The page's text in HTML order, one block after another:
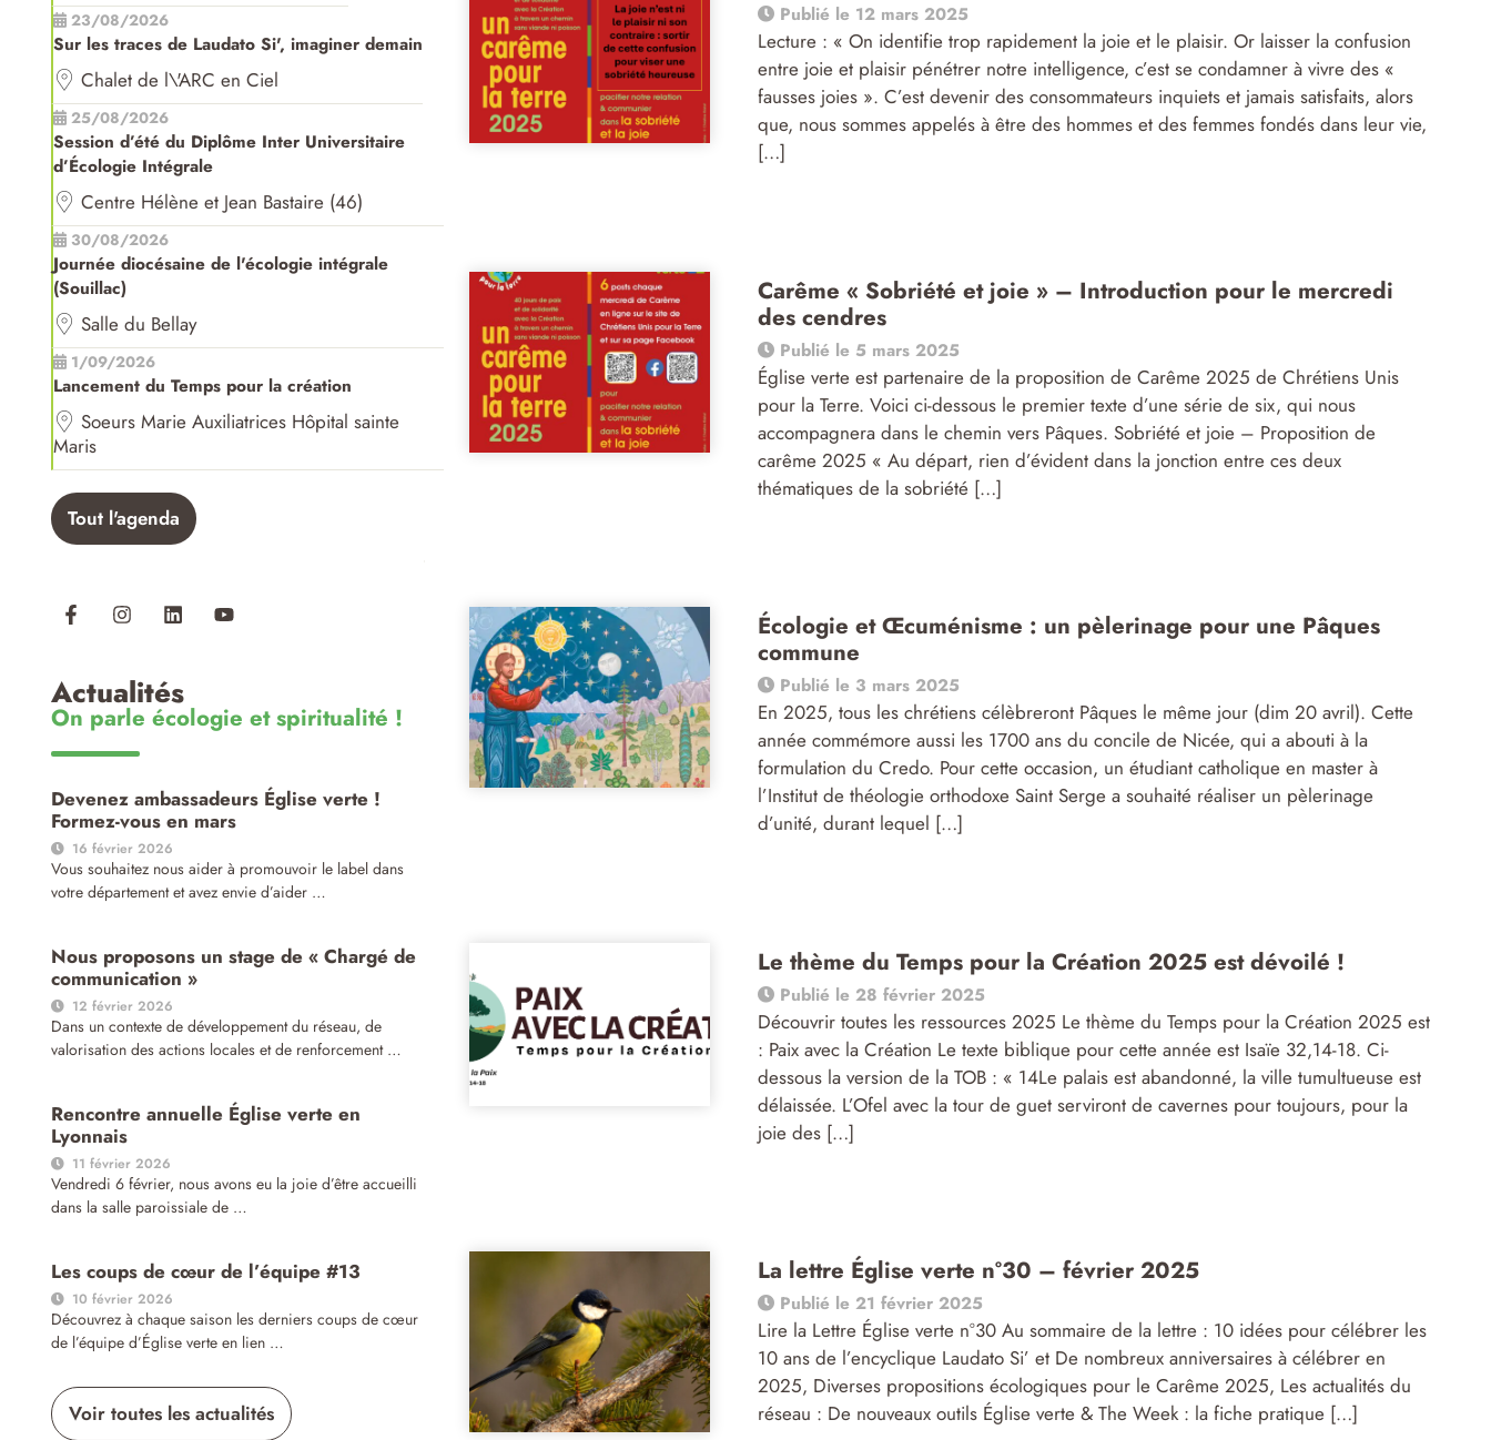
23/08/2026
Sur les traces de Laudato Si', imaginer demain
Chalet de l\'ARC en Ciel
25/08/2026
Session d’été du Diplôme Inter Universitaire
d’Écologie Intégrale
Centre Hélène et Jean Bastaire (46)
30/08/2026
Journée diocésaine de l'écologie intégrale
(Souillac)
Salle du Bellay
1/09/2026
Lancement du Temps pour la création
Soeurs Marie Auxiliatrices Hôpital sainte
Maris
Tout l'agenda
Actualités
On parle écologie et spiritualité !
Devenez ambassadeurs Église verte !
Formez-vous en mars
16 février 2026
Vous souhaitez nous aider à promouvoir le label dans
votre département et avez envie d’aider …
Nous proposons un stage de « Chargé de
communication »
12 février 2026
Dans un contexte de développement du réseau, de
valorisation des actions locales et de renforcement …
Rencontre annuelle Église verte en
Lyonnais
11 février 2026
Vendredi 6 février, nous avons eu la joie d’être accueilli
dans la salle paroissiale de …
Les coups de cœur de l’équipe #13
10 février 2026
Découvrez à chaque saison les derniers coups de cœur
de l’équipe d’Église verte en lien …
Voir toutes les actualités
Publié le 12 mars 2025
Lecture : « On identifie trop rapidement la joie et le plaisir. Or laisser la confusion
entre joie et plaisir pénétrer notre intelligence, c’est se condamner à vivre des «
fausses joies ». C’est devenir des consommateurs inquiets et jamais satisfaits, alors
que, nous sommes appelés à être des hommes et des femmes fondés dans leur vie,
[…]
Carême « Sobriété et joie » – Introduction pour le mercredi
des cendres
Publié le 5 mars 2025
Église verte est partenaire de la proposition de Carême 2025 de Chrétiens Unis
pour la Terre. Voici ci-dessous le premier texte d’une série de six, qui nous
accompagnera dans le chemin vers Pâques. Sobriété et joie – Proposition de
carême 2025 « Au départ, rien d’évident dans la jonction entre ces deux
thématiques de la sobriété […]
Écologie et Œcuménisme : un pèlerinage pour une Pâques
commune
Publié le 3 mars 2025
En 2025, tous les chrétiens célèbreront Pâques le même jour (dim 20 avril). Cette
année commémore aussi les 1700 ans du concile de Nicée, qui a abouti à la
formulation du Credo. Pour cette occasion, un étudiant catholique en master à
l’Institut de théologie orthodoxe Saint Serge a souhaité réaliser un pèlerinage
d’unité, durant lequel […]
Le thème du Temps pour la Création 2025 est dévoilé !
Publié le 28 février 2025
Découvrir toutes les ressources 2025 Le thème du Temps pour la Création 2025 est
: Paix avec la Création Le texte biblique pour cette année est Isaïe 32,14-18. Ci-
dessous la version de la TOB : « 14Le palais est abandonné, la ville tumultueuse est
délaissée. L’Ofel avec la tour de guet serviront de cavernes pour toujours, pour la
joie des […]
La lettre Église verte n°30 – février 2025
Publié le 21 février 2025
Lire la Lettre Église verte n°30 Au sommaire de la lettre : 10 idées pour célébrer les
10 ans de l’encyclique Laudato Si’ et De nombreux anniversaires à célébrer en
2025, Diverses propositions écologiques pour le Carême 2025, Les actualités du
réseau : De nouveaux outils Église verte & The Week : la fiche pratique […]